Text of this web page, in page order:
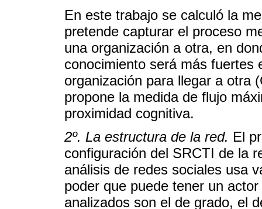
En este trabajo se calculó la
pretende capturar el proceso
una organización a otra, en
conocimiento será más fuertes
organización para llegar a otra
propone la medida de flujo
proximidad cognitiva.
2º. La estructura de la red. El
configuración del SRCTI de la
análisis de redes sociales usa
poder que puede tener un
analizados son el de grado, el